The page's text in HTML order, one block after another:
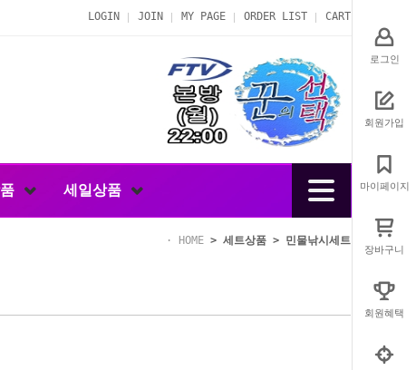
로그인
회원가입
마이페이지
장바구니
회원혜택
LOGIN JOIN MY PAGE ORDER LIST CART
세일상품
HOME > 세트상품 > 민물낚시세트